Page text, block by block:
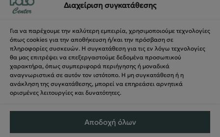
Διαχείριση συγκατάθεσης
Για να παρέχουμε την καλύτερη εμπειρία, χρησιμοποιούμε τεχνολογίες
όπως cookies για την αποθήκευση ή/και την πρόσβαση σε
πληροφορίες συσκευών. Η συγκατάθεση για τις εν λόγω τεχνολογίες
θα μας επιτρέψει να επεξεργαστούμε δεδομένα προσωπικού
χαρακτήρα, όπως συμπεριφορά περιήγησης ή μοναδικά
αναγνωριστικά σε αυτόν τον ιστότοπο. Η μη συγκατάθεση ή η
ανάκληση της συγκατάθεσης, μπορεί να επηρεάσει αρνητικά
ορισμένες λειτουργίες και δυνατότητες.
Αποδοχή όλων
ΌΡΟΙ ΧΡΉΣΗΣ ΚΑΙ ΑΣΦΑΛΕΊΑΣ
ΦΌΡΜΑ ΥΠΑΝΑΧΏΡΗΣΗΣ